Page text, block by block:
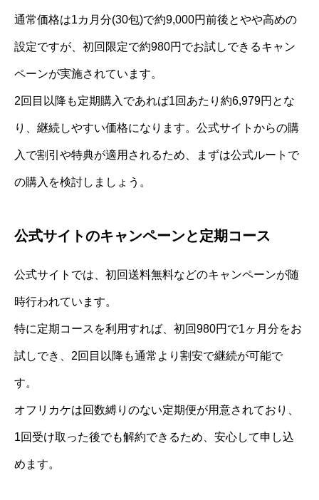
通常価格は1カ月分(30包)で約9,000円前後とやや高めの
設定ですが、初回限定で約980円でお試しできるキャン
ペーンが実施されています。
2回目以降も定期購入であれば1回あたり約6,979円とな
り、継続しやすい価格になります。公式サイトからの購
入で割引や特典が適用されるため、まずは公式ルートで
の購入を検討しましょう。
公式サイトのキャンペーンと定期コース
公式サイトでは、初回送料無料などのキャンペーンが随
時行われています。
特に定期コースを利用すれば、初回980円で1ヶ月分をお
試しでき、2回目以降も通常より割安で継続が可能で
す。
オフリカケは回数縛りのない定期便が用意されており、
1回受け取った後でも解約できるため、安心して申し込
めます。